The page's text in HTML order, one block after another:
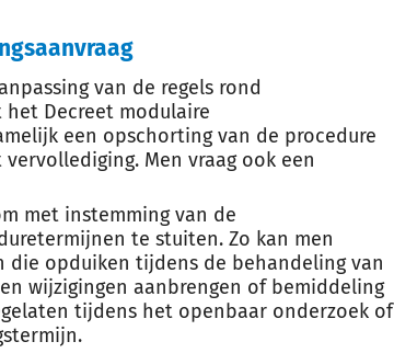
van de regels rond
Decreet modulaire
een opschorting van de procedure
Men vraag ook een
met instemming van de
te stuiten. Zo kan men
die opduiken tijdens de behandeling van
wijzigingen aanbrengen of bemiddeling
tijdens het openbaar onderzoek of